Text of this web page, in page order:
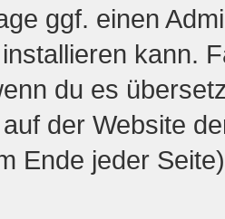
ggf. einen
kann.
du es
der Website
Ende jeder